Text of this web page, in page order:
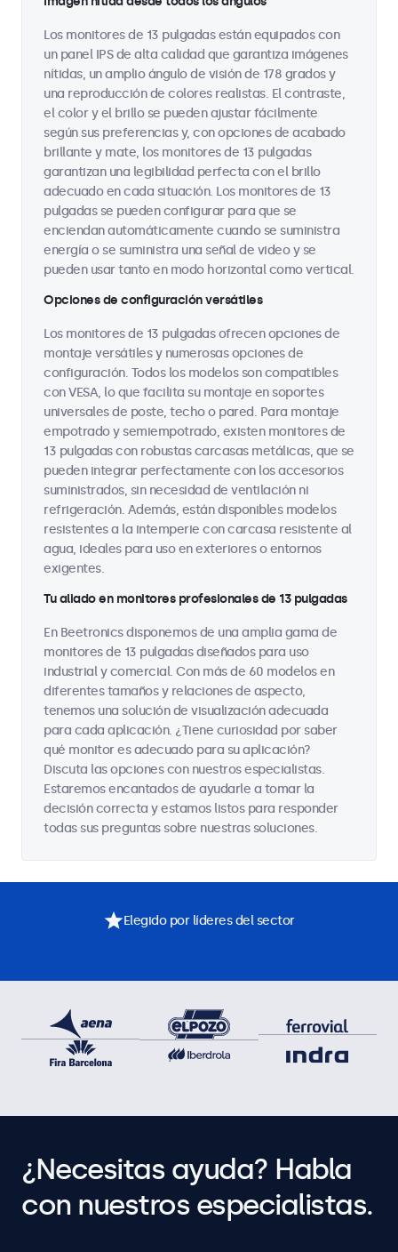
Los monitores de 13 pulgadas están equipados con
un panel IPS de alta calidad que garantiza imágenes
nítidas, un amplio ángulo de visión de 178 grados y
una reproducción de colores realistas. El contraste,
el color y el brillo se pueden ajustar fácilmente
según sus preferencias y, con opciones de acabado
brillante y mate, los monitores de 13 pulgadas
garantizan una legibilidad perfecta con el brillo
adecuado en cada situación. Los monitores de 13
pulgadas se pueden configurar para que se
enciendan automáticamente cuando se suministra
energía o se suministra una señal de video y se
pueden usar tanto en modo horizontal como vertical.
Opciones de configuración versátiles
Los monitores de 13 pulgadas ofrecen opciones de
montaje versátiles y numerosas opciones de
configuración. Todos los modelos son compatibles
con VESA, lo que facilita su montaje en soportes
universales de poste, techo o pared. Para montaje
empotrado y semiempotrado, existen monitores de
13 pulgadas con robustas carcasas metálicas, que se
pueden integrar perfectamente con los accesorios
suministrados, sin necesidad de ventilación ni
refrigeración. Además, están disponibles modelos
resistentes a la intemperie con carcasa resistente al
agua, ideales para uso en exteriores o entornos
exigentes.
Tu aliado en monitores profesionales de 13 pulgadas
En Beetronics disponemos de una amplia gama de
monitores de 13 pulgadas diseñados para uso
industrial y comercial. Con más de 60 modelos en
diferentes tamaños y relaciones de aspecto,
tenemos una solución de visualización adecuada
para cada aplicación. ¿Tiene curiosidad por saber
qué monitor es adecuado para su aplicación?
Discuta las opciones con nuestros especialistas.
Estaremos encantados de ayudarle a tomar la
decisión correcta y estamos listos para responder
todas sus preguntas sobre nuestras soluciones.
Elegido por líderes del sector
¿Necesitas ayuda? Habla
con nuestros especialistas.